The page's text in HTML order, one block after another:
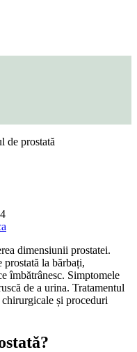
dimensiunii prostatei.
prostată la bărbați,
îmbătrânesc. Simptomele
de a urina. Tratamentul
și proceduri